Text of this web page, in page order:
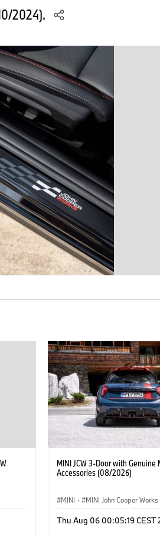
2024).
MINI JCW 3-Door with Genuine
Accessories (08/2026)
MINI · MINI John Cooper Works
Opcjonalne dodatki, akcesoria
Thu Aug 06 00:05:19 CEST